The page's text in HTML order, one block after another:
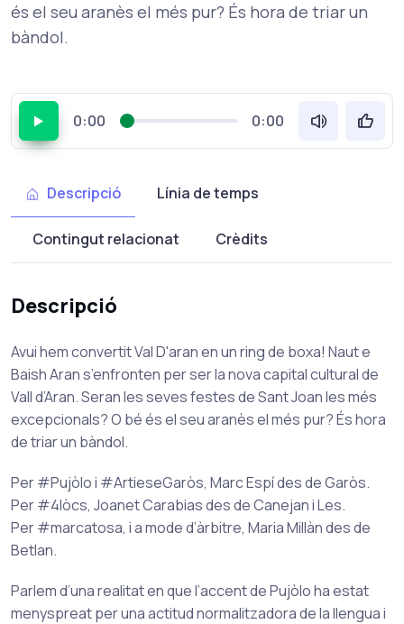
és el seu aranès el més pur? És hora de triar un
bàndol.
0:00 0:00
Descripció Línia de temps
Contingut relacionat Crèdits
Descripció
Avui hem convertit Val D'aran en un ring de boxa! Naut e
Baish Aran s’enfronten per ser la nova capital cultural de
Vall d’Aran. Seran les seves festes de Sant Joan les més
excepcionals? O bé és el seu aranès el més pur? És hora
de triar un bàndol.
Per #Pujòlo i #ArtieseGaròs, Marc Espí des de Garòs.
Per #4lòcs, Joanet Carabias des de Canejan i Les.
Per #marcatosa, i a mode d’àrbitre, Maria Millàn des de
Betlan.
Parlem d’una realitat en que l’accent de Pujòlo ha estat
menyspreat per una actitud normalitzadora de la llengua i